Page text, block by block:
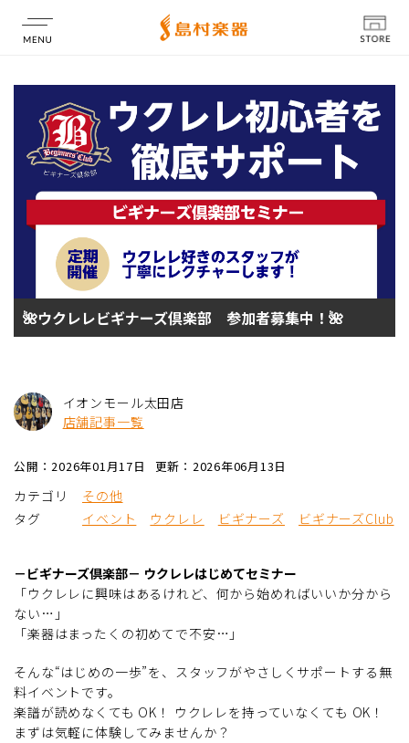
店舗情報
🌺ウクレレビギナーズ倶楽部 参加者募集中！🌺
イオンモール太田店
店舗記事一覧
公開：2026年01月17日 更新：2026年06月13日
カテゴリ
その他
タグ
イベント ウクレレ ビギナーズ ビギナーズClub
－ビギナーズ倶楽部－ ウクレレはじめてセミナー
「ウクレレに興味はあるけれど、何から始めればいいか分から
ない…」
「楽器はまったくの初めてで不安…」
そんな“はじめの一歩”を、スタッフがやさしくサポートする無
料イベントです。
楽譜が読めなくても OK！ ウクレレを持っていなくても OK！
まずは気軽に体験してみませんか？